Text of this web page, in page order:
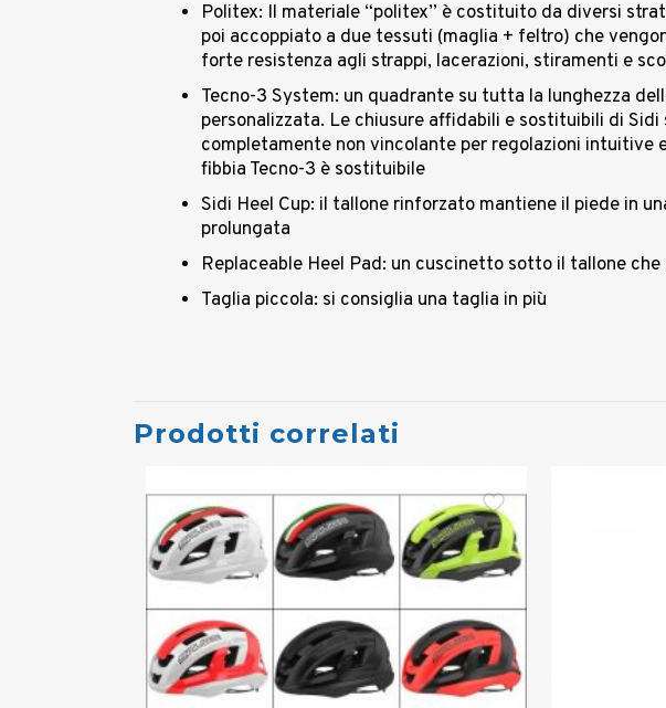
Politex: Il materiale “politex” è costituito da diversi
poi accoppiato a due tessuti (maglia + feltro) che
forte resistenza agli strappi, lacerazioni, stiramenti e
Tecno-3 System: un quadrante su tutta la lunghezza
personalizzata. Le chiusure affidabili e sostituibili di
completamente non vincolante per regolazioni intuitive
fibbia Tecno-3 è sostituibile
Sidi Heel Cup: il tallone rinforzato mantiene il piede in
prolungata
Replaceable Heel Pad: un cuscinetto sotto il tallone
Taglia piccola: si consiglia una taglia in più
Prodotti correlati